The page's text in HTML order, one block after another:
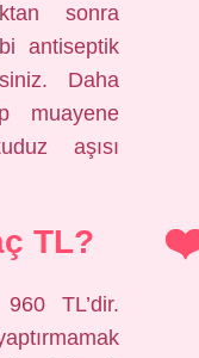
sonra
antiseptik
Daha
muayene
aşısı
TL?
TL’dir.